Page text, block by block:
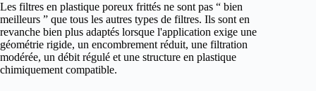
Les filtres en plastique poreux frittés ne sont pas “ bien
meilleurs ” que tous les autres types de filtres. Ils sont en
revanche bien plus adaptés lorsque l'application exige une
géométrie rigide, un encombrement réduit, une filtration
modérée, un débit régulé et une structure en plastique
chimiquement compatible.